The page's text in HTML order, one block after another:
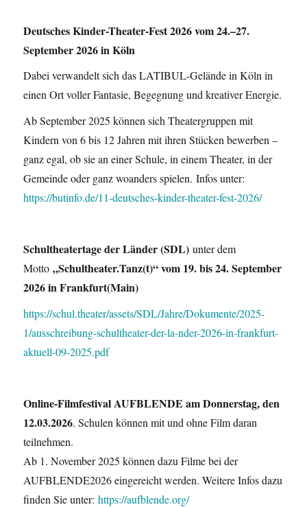
Deutsches Kinder-Theater-Fest 2026vom 24.–27.
September 2026 in Köln
Dabei verwandelt sich das LATIBUL-Gelände in Köln in
einen Ort voller Fantasie, Begegnung und kreativer Energie.
Ab September 2025 können sich Theatergruppen mit
Kindern von 6 bis 12 Jahren mit ihren Stücken bewerben –
ganz egal, ob sie an einer Schule, in einem Theater, in der
Gemeinde oder ganz woanders spielen. Infos unter:
https://butinfo.de/11-deutsches-kinder-theater-fest-2026/
Schultheatertage der Länder (SDL)unter dem
Motto„Schultheater.Tanz(t)“ vom 19. bis 24. September
2026 in Frankfurt(Main)
https://schul.theater/assets/SDL/Jahre/Dokumente/2025-
1/ausschreibung-schultheater-der-la-nder-2026-in-frankfurt-
aktuell-09-2025.pdf
Online-Filmfestival AUFBLENDE am Donnerstag, den
12.03.2026. Schulen können mit und ohne Film daran
teilnehmen.
Ab 1. November 2025 können dazu Filme bei der
AUFBLENDE2026 eingereicht werden. Weitere Infos dazu
finden Sie unter:https://aufblende.org/